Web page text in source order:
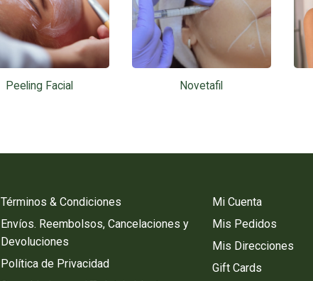
Peeling Facial Novetafil
Términos & Condiciones
Envíos. Reembolsos, Cancelaciones y
Devoluciones
Política de Privacidad
Mi Cuenta
Mis Pedidos
Mis Direcciones
Gift Cards